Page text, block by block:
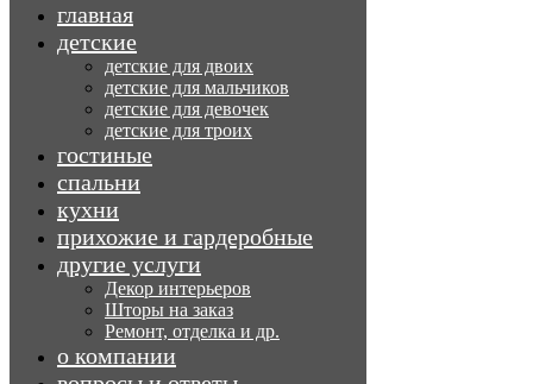
главная
детские
детские для двоих
детские для мальчиков
детские для девочек
детские для троих
гостиные
спальни
кухни
прихожие и гардеробные
другие услуги
Декор интерьеров
Шторы на заказ
Ремонт, отделка и др.
о компании